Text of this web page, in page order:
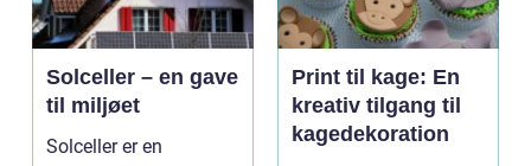
Solceller – en gave
til miljøet
Solceller er en
Print til kage: En
kreativ tilgang til
kagedekoration